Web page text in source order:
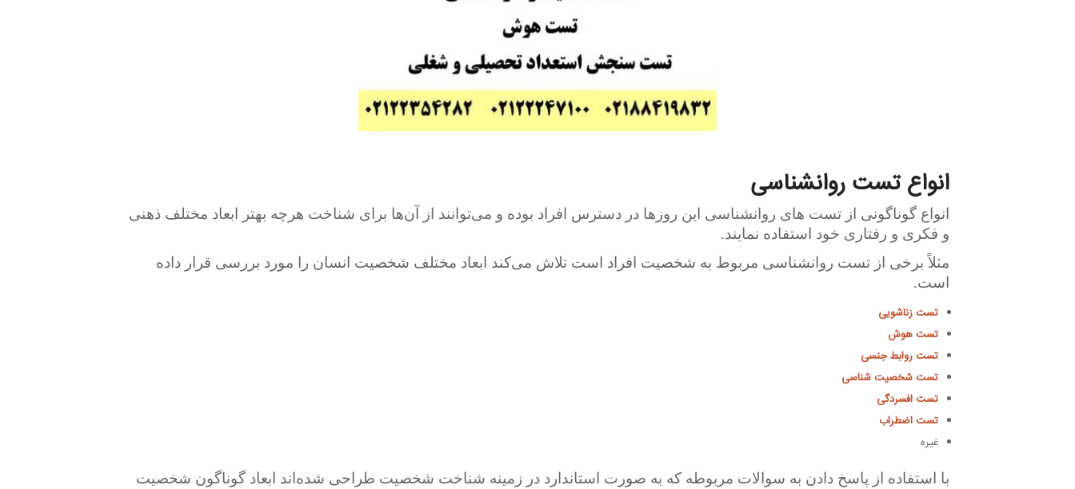
انواع تست روانشناسی
انواع گوناگونی از تست های روانشناسی این روزها در دسترس افراد بوده و می‌توانند از آن‌ها برای شناخت هرچه بهتر ابعاد مختلف ذهنی
و فکری و رفتاری خود استفاده نمایند.
مثلاً برخی از تست روانشناسی مربوط به شخصیت افراد است تلاش می‌کند ابعاد مختلف شخصیت انسان را مورد بررسی قرار داده
است.
تست زناشویی
تست هوش
تست روابط جنسی
تست شخصیت شناسی
تست افسردگی
تست اضطراب
غیره
با استفاده از پاسخ دادن به سوالات مربوطه که به صورت استاندارد در زمینه شناخت شخصیت طراحی شده‌اند ابعاد گوناگون شخصیت